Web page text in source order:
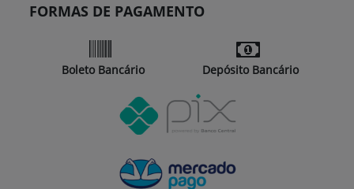
FORMAS DE PAGAMENTO
Boleto Bancário Depósito Bancário